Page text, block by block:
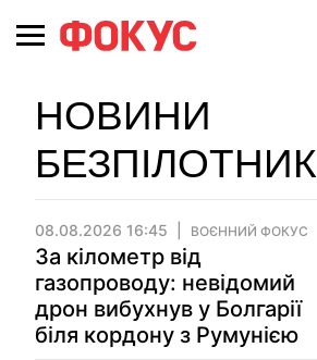
НОВИНИ
БЕЗПІЛОТНИК
08.08.2026 16:45 ВОЄННИЙ ФОКУС
За кілометр від
газопроводу: невідомий
дрон вибухнув у Болгарії
біля кордону з Румунією